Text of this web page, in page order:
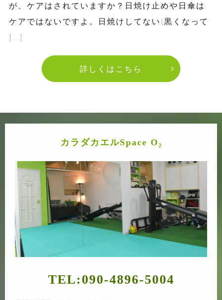
が、ケアはされていますか？日焼け止めや日傘は
ケアではないですよ。日焼けしてない(黒くなって
[…]
詳しくはこちら
カラダカエルSpace O₂
TEL:090-4896-5004